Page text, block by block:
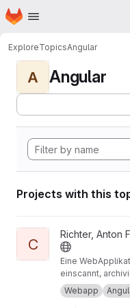
Skip to main content
Homepage
ExploreTopicsAngular
A Angular
Projects with this
View Contractor Project
C
Richter, Anton
Eine
einscannt,
Geschäftslogik
Datenbank
Webapp